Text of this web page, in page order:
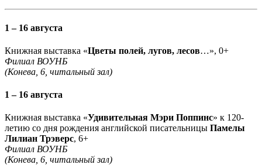
1 – 16 августа
Книжная выставка «Цветы полей, лугов, лесов…», 0+
Филиал ВОУНБ
(Конева, 6, читальный зал)
1 – 16 августа
Книжная выставка «Удивительная Мэри Поппинс» к 120-
летию со дня рождения английской писательницы Памелы
Лилиан Трэверс, 6+
Филиал ВОУНБ
(Конева, 6, читальный зал)